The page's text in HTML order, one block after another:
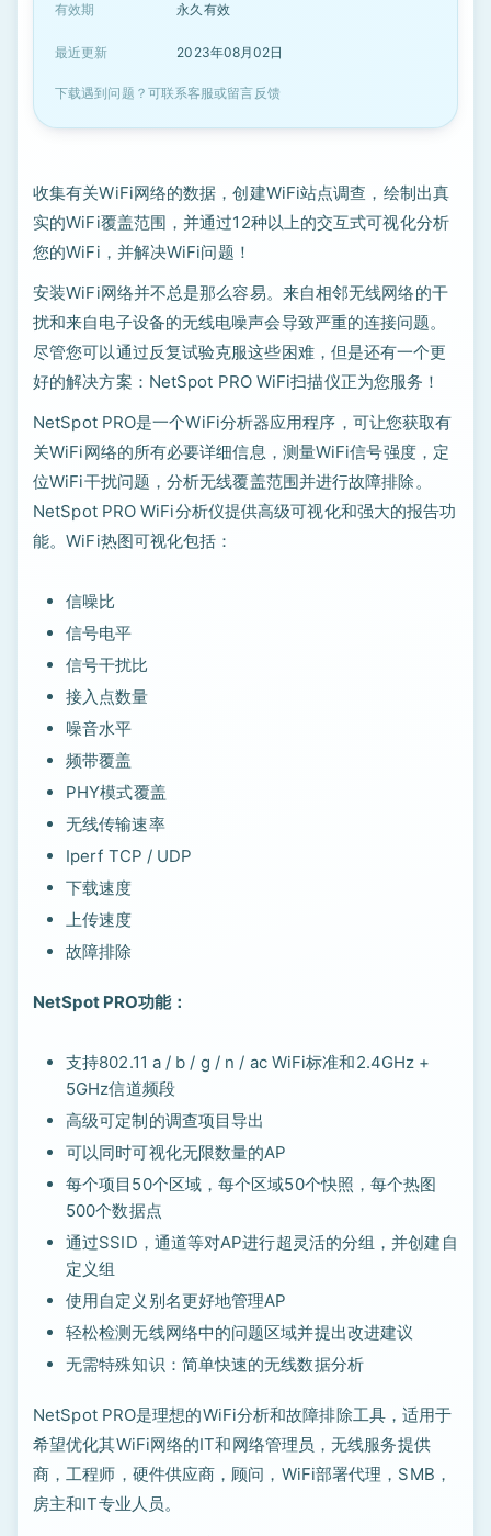
有效期 永久有效
最近更新 2023年08月02日
下载遇到问题？可联系客服或留言反馈
收集有关WiFi网络的数据，创建WiFi站点调查，绘制出真
实的WiFi覆盖范围，并通过12种以上的交互式可视化分析
您的WiFi，并解决WiFi问题！
安装WiFi网络并不总是那么容易。来自相邻无线网络的干
扰和来自电子设备的无线电噪声会导致严重的连接问题。
尽管您可以通过反复试验克服这些困难，但是还有一个更
好的解决方案：NetSpot PRO WiFi扫描仪正为您服务！
NetSpot PRO是一个WiFi分析器应用程序，可让您获取有
关WiFi网络的所有必要详细信息，测量WiFi信号强度，定
位WiFi干扰问题，分析无线覆盖范围并进行故障排除。
NetSpot PRO WiFi分析仪提供高级可视化和强大的报告功
能。WiFi热图可视化包括：
信噪比
信号电平
信号干扰比
接入点数量
噪音水平
频带覆盖
PHY模式覆盖
无线传输速率
Iperf TCP / UDP
下载速度
上传速度
故障排除
NetSpot PRO功能：
支持802.11 a / b / g / n / ac WiFi标准和2.4GHz +
5GHz信道频段
高级可定制的调查项目导出
可以同时可视化无限数量的AP
每个项目50个区域，每个区域50个快照，每个热图
500个数据点
通过SSID，通道等对AP进行超灵活的分组，并创建自
定义组
使用自定义别名更好地管理AP
轻松检测无线网络中的问题区域并提出改进建议
无需特殊知识：简单快速的无线数据分析
NetSpot PRO是理想的WiFi分析和故障排除工具，适用于
希望优化其WiFi网络的IT和网络管理员，无线服务提供
商，工程师，硬件供应商，顾问，WiFi部署代理，SMB，
房主和IT专业人员。